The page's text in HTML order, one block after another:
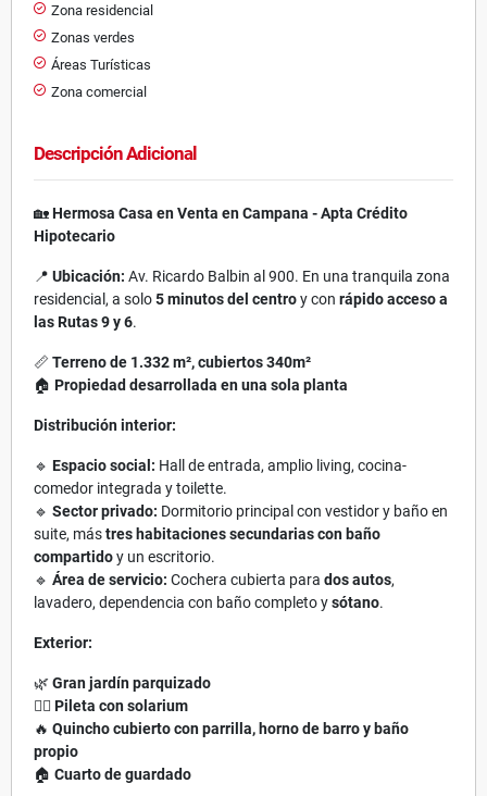
Zona residencial
Zonas verdes
Áreas Turísticas
Zona comercial
Descripción Adicional
🏡Hermosa Casa en Venta en Campana - Apta Crédito
Hipotecario
📍 Ubicación: Av. Ricardo Balbin al 900. En una tranquila zona
residencial, a solo5 minutos del centroy con rápido acceso a
las Rutas 9 y 6.
📏 Terreno de 1.332 m², cubiertos 340m²
🏠 Propiedad desarrollada en una sola planta
Distribución interior:
🔹 Espacio social: Hall de entrada, amplio living, cocina-
comedor integrada y toilette.
🔹 Sector privado: Dormitorio principal con vestidor y baño en
suite, mástres habitaciones secundarias con baño
compartidoy un escritorio.
🔹 Área de servicio: Cochera cubierta para dos autos,
lavadero, dependencia con baño completo ysótano.
Exterior:
🌿 Gran jardín parquizado
🏊‍♂️ Pileta con solarium
🔥 Quincho cubierto con parrilla, horno de barro y baño
propio
🏠 Cuarto de guardado